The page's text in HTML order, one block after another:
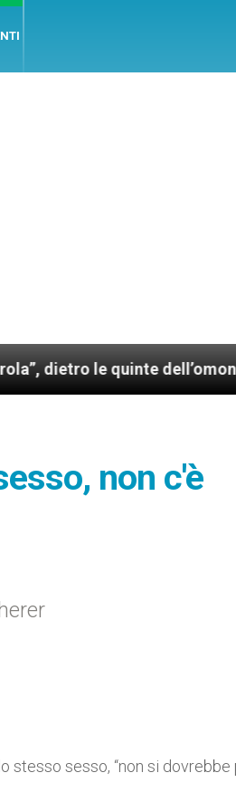
le quinte dell’omonimo film di
non c'è
stesso sesso, “non si dovrebbe